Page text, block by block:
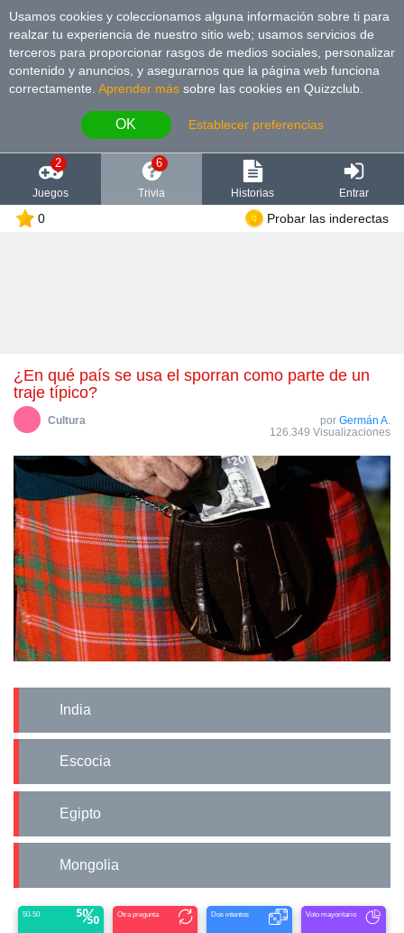
Usamos cookies y coleccionamos alguna información sobre ti para
realzar tu experiencia de nuestro sitio web; usamos servicios de
terceros para proporcionar rasgos de medios sociales, personalizar
contenido y anuncios, y asegurarnos que la página web funciona
correctamente. Aprender más sobre las cookies en Quizzclub.
OK Establecer preferencias
2
Juegos
6
Trivia Historias Entrar
0 Probar las inderectas
¿En qué país se usa el sporran como parte de un
traje típico?
Cultura por Germán A.
126.349 Visualizaciones
India
Escocia
Egipto
Mongolia
50-50 Otra pregunta Dos intentos Voto mayoritario